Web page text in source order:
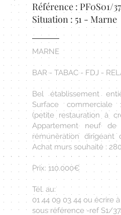
Référence : PF0S01/
Situation : 51 - Marne
MARNE
BAR - TABAC - FDJ -
Bel établissement
Surface commerciale
(petite restauration à
Appartement neuf de
rémunération dirigeant
Achat murs souhaité :
Prix: 110.000€
Tél. au:
01 44 09 03 44 ou écrire
sous référence -ref S1/